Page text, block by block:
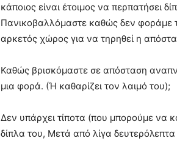
κάποιος είναι έτοιμος να περπατήσει
Πανικοβαλλόμαστε καθώς δεν φοράμε
αρκετός χώρος για να τηρηθεί η
Καθώς βρισκόμαστε σε απόσταση
μια φορά. (Ή καθαρίζει τον λαιμό του);
Δεν υπάρχει τίποτα (που μπορούμε να
δίπλα του, Μετά από λίγα